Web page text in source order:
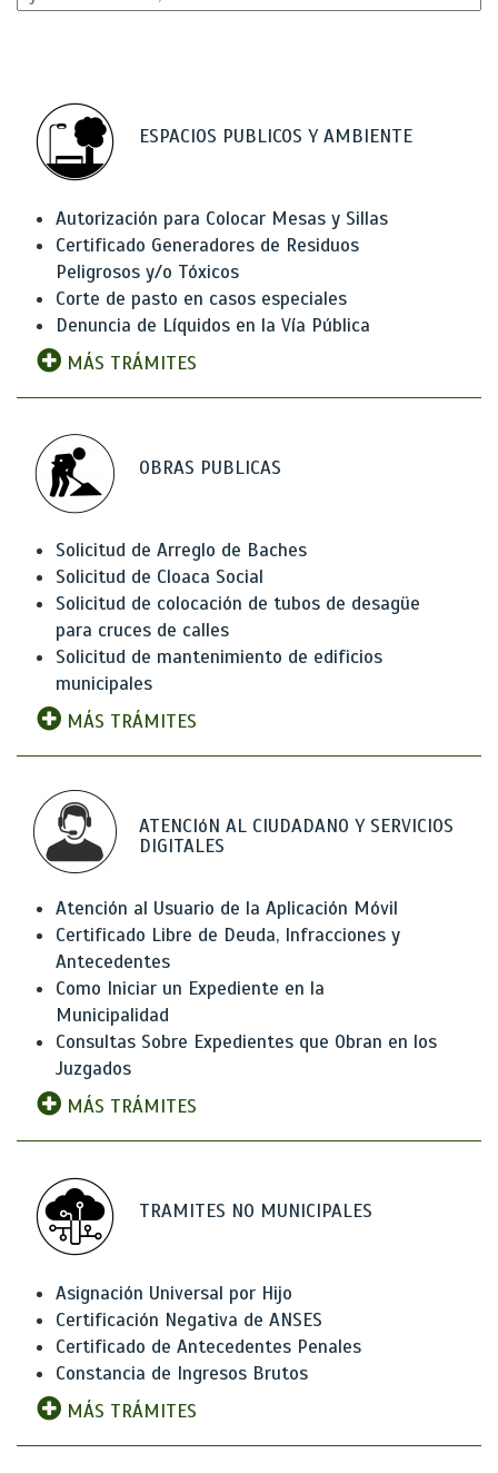
ESPACIOS PUBLICOS Y AMBIENTE
Autorización para Colocar Mesas y Sillas
Certificado Generadores de Residuos
Peligrosos y/o Tóxicos
Corte de pasto en casos especiales
Denuncia de Líquidos en la Vía Pública
MÁS TRÁMITES
OBRAS PUBLICAS
Solicitud de Arreglo de Baches
Solicitud de Cloaca Social
Solicitud de colocación de tubos de desagüe
para cruces de calles
Solicitud de mantenimiento de edificios
municipales
MÁS TRÁMITES
ATENCIóN AL CIUDADANO Y SERVICIOS
DIGITALES
Atención al Usuario de la Aplicación Móvil
Certificado Libre de Deuda, Infracciones y
Antecedentes
Como Iniciar un Expediente en la
Municipalidad
Consultas Sobre Expedientes que Obran en los
Juzgados
MÁS TRÁMITES
TRAMITES NO MUNICIPALES
Asignación Universal por Hijo
Certificación Negativa de ANSES
Certificado de Antecedentes Penales
Constancia de Ingresos Brutos
MÁS TRÁMITES